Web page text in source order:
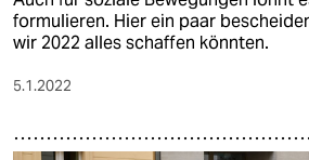
formulieren. Hier ein paar
wir 2022 alles schaffen könnten.
5.1.2022